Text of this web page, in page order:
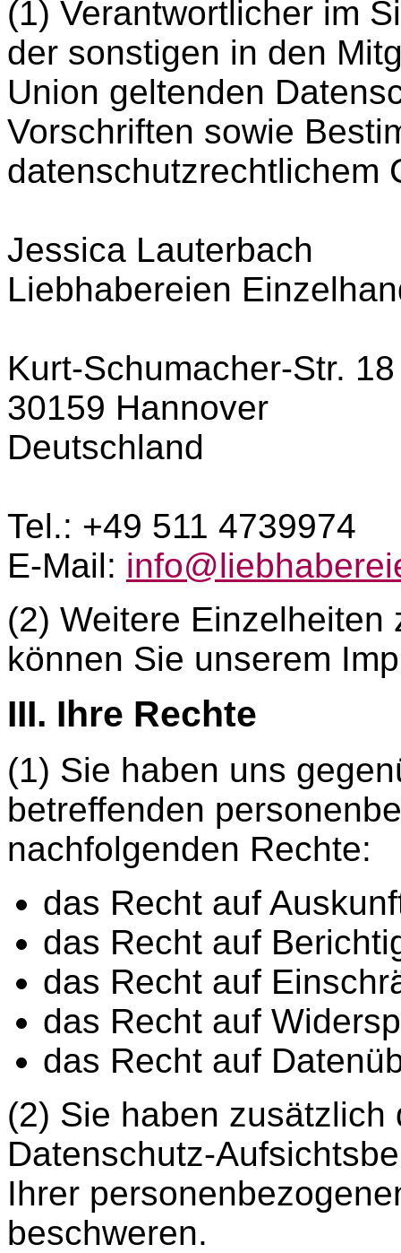
(1) Verantwortlicher im
der sonstigen in den
Union geltenden
Vorschriften sowie
datenschutzrechtlichem
Jessica Lauterbach
Liebhabereien
Kurt-Schumacher-Str. 18
30159 Hannover
Deutschland
Tel.: +49 511 4739974
E-Mail:
(2) Weitere
können Sie unserem
III. Ihre Rechte
(1) Sie haben uns
betreffenden
nachfolgenden Rechte:
das Recht auf
das Recht auf
das Recht auf
das Recht auf
das Recht auf
(2) Sie haben
Datenschutz-
Ihrer
beschweren.